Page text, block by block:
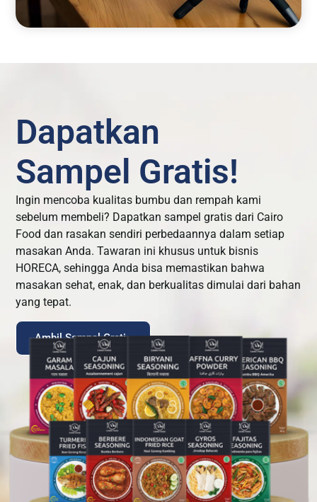
Dapatkan
Sampel Gratis!
Ingin mencoba kualitas bumbu dan rempah kami
sebelum membeli? Dapatkan sampel gratis dari Cairo
Food dan rasakan sendiri perbedaannya dalam setiap
masakan Anda. Tawaran ini khusus untuk bisnis
HORECA, sehingga Anda bisa memastikan bahwa
masakan sehat, enak, dan berkualitas dimulai dari bahan
yang tepat.
Ambil Sampel Gratis